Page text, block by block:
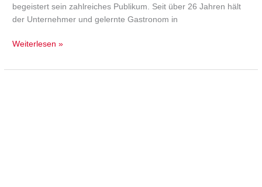
begeistert sein zahlreiches Publikum. Seit über 26 Jahren hält
der Unternehmer und gelernte Gastronom in
Weiterlesen »